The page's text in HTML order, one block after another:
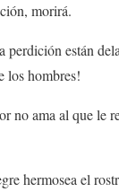
morirá.
están
los hombres!
no ama al que le
hermosea el